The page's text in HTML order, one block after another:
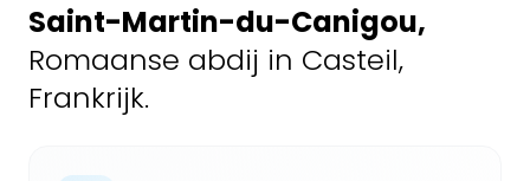
Saint-Martin-du-Canigou,
Romaanse abdij in Casteil,
Frankrijk.